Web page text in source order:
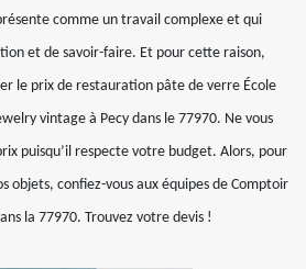
comme un travail complexe et qui
et de savoir-faire. Et pour cette raison,
le prix de restauration pâte de verre École
vintage à Pecy dans le 77970. Ne vous
puisqu’il respecte votre budget. Alors, pour
objets, confiez-vous aux équipes de Comptoir
la 77970. Trouvez votre devis !